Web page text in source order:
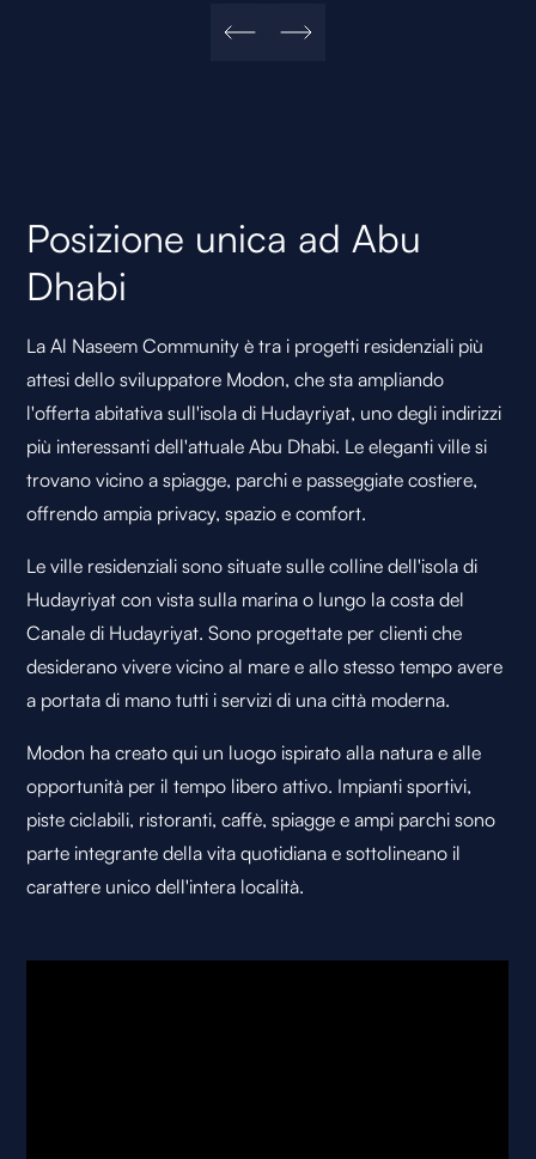
Posizione unica ad Abu
Dhabi
La Al Naseem Community è tra i progetti residenziali più
attesi dello sviluppatore Modon, che sta ampliando
l'offerta abitativa sull'isola di Hudayriyat, uno degli indirizzi
più interessanti dell'attuale Abu Dhabi. Le eleganti ville si
trovano vicino a spiagge, parchi e passeggiate costiere,
offrendo ampia privacy, spazio e comfort.
Le ville residenziali sono situate sulle colline dell'isola di
Hudayriyat con vista sulla marina o lungo la costa del
Canale di Hudayriyat. Sono progettate per clienti che
desiderano vivere vicino al mare e allo stesso tempo avere
a portata di mano tutti i servizi di una città moderna.
Modon ha creato qui un luogo ispirato alla natura e alle
opportunità per il tempo libero attivo. Impianti sportivi,
piste ciclabili, ristoranti, caffè, spiagge e ampi parchi sono
parte integrante della vita quotidiana e sottolineano il
carattere unico dell'intera località.